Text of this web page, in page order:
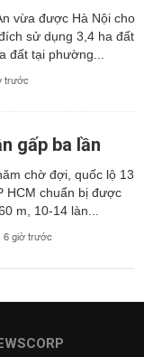
vừa được Hà Nội cho
sử dụng 3,4 ha đất
đất tại phường...
trước
gấp ba lần
chờ đợi, quốc lộ 13
HCM chuẩn bị được
m, 10-14 làn...
6 giờ trước